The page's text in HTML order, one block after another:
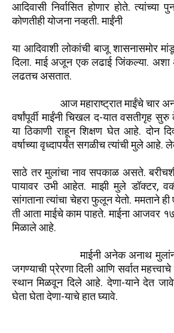
आदिवासी निर्वासित होणार होते. त्यांच्या
कोणतीही योजना नव्हती. माईंनी
या आदिवाशी लोकांची बाजू शासनासमोर
दिला. माई अजून एक लढाई जिंकल्या. अशा
लढतच असतात.
आज महाराष्ट्रात माईंचे चार
वर्षांपूर्वी माईंनी चिखल द-यात वसतीगृह
या ठिकाणी राहून शिक्षण घेत आहे. दोन
वर्षाच्या वृध्दापर्यंत सगळीच त्यांची मुले
साठे तर मुलांचा नाव सपकाळ असते.
पायावर उभी आहेत. माझी मुले डॉक्टर,
सांगताना त्यांचा चेहरा फुलून येतो. ममताने
ती आता माईचे काम पाहते. माईना आजवर
मिळाले आहे.
माईनी अनेक अनाथ मुलांना
जगण्याची प्रेरणा दिली आणि सर्वात
स्थान मिळवून दिले आहे. देणा-याने देत
घेता घेता देणा-याचे हात घ्यावे.